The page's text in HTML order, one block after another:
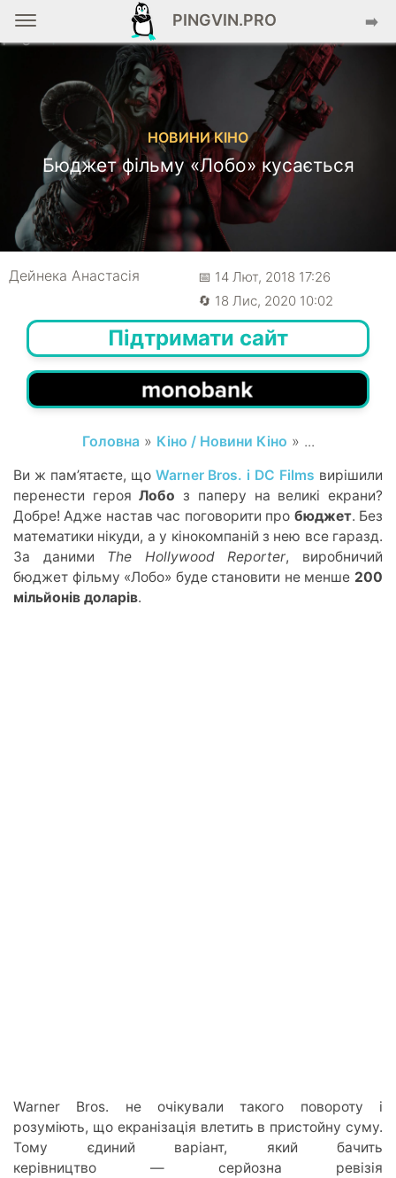
PINGVIN.PRO ➡️
НОВИНИ КІНО
Бюджет фільму «Лобо» кусається
Дейнека Анастасiя
📅 14 Лют, 2018 17:26
🔄 18 Лис, 2020 10:02
Підтримати сайт
Головна» Кіно / Новини Кіно » ...
Ви ж пам’ятаєте, що Warner Bros. і DC Films вирішили
перенести герояЛобо з паперу на великі екрани?
Добре! Адже настав час поговорити про бюджет. Без
математики нікуди, а у кінокомпаній з нею все гаразд.
За даними The Hollywood Reporter, виробничий
бюджет фільму «Лобо» буде становити не менше 200
мільйонів доларів.
Warner Bros. не очікували такого повороту і
розуміють, що екранізація влетить в пристойну суму.
Тому єдиний варіант, який бачить
керівництво — серйозна ревізія